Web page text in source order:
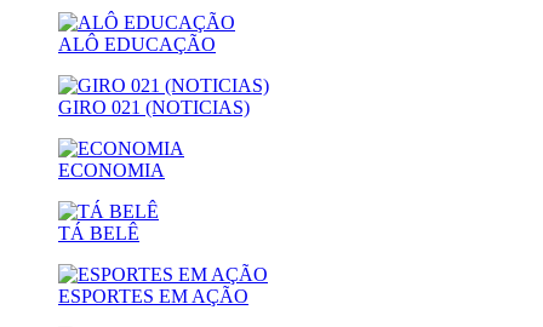
ALÔ EDUCAÇÃO
GIRO 021 (NOTICIAS)
ECONOMIA
TÁ BELÊ
ESPORTES EM AÇÃO